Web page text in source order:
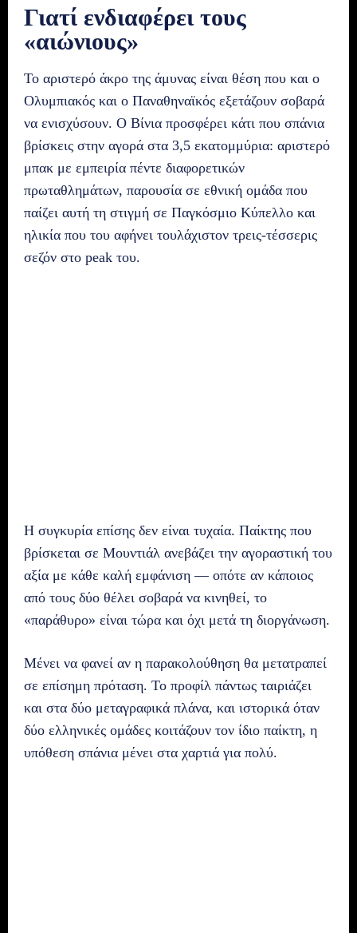
Γιατί ενδιαφέρει τους
«αιώνιους»
Το αριστερό άκρο της άμυνας είναι θέση που και ο
Ολυμπιακός και ο Παναθηναϊκός εξετάζουν σοβαρά
να ενισχύσουν. Ο Βίνια προσφέρει κάτι που σπάνια
βρίσκεις στην αγορά στα 3,5 εκατομμύρια: αριστερό
μπακ με εμπειρία πέντε διαφορετικών
πρωταθλημάτων, παρουσία σε εθνική ομάδα που
παίζει αυτή τη στιγμή σε Παγκόσμιο Κύπελλο και
ηλικία που του αφήνει τουλάχιστον τρεις-τέσσερις
σεζόν στο peak του.
Η συγκυρία επίσης δεν είναι τυχαία. Παίκτης που
βρίσκεται σε Μουντιάλ ανεβάζει την αγοραστική του
αξία με κάθε καλή εμφάνιση — οπότε αν κάποιος
από τους δύο θέλει σοβαρά να κινηθεί, το
«παράθυρο» είναι τώρα και όχι μετά τη διοργάνωση.
Μένει να φανεί αν η παρακολούθηση θα μετατραπεί
σε επίσημη πρόταση. Το προφίλ πάντως ταιριάζει
και στα δύο μεταγραφικά πλάνα, και ιστορικά όταν
δύο ελληνικές ομάδες κοιτάζουν τον ίδιο παίκτη, η
υπόθεση σπάνια μένει στα χαρτιά για πολύ.